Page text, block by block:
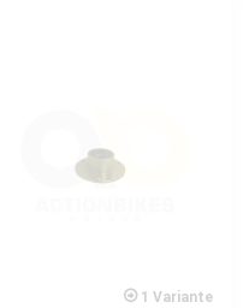
1 Variante